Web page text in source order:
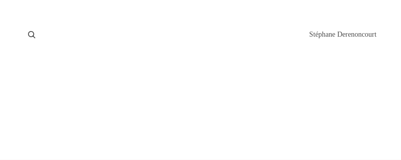
Stéphane Derenoncourt